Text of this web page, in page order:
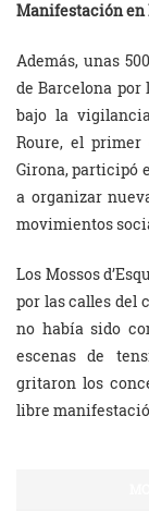
Manifestación en
Además, unas
de Barcelona
bajo la
Roure, el
Girona, participó
a organizar
movimientos
Los Mossos
por las calles del
no había sido
escenas de
gritaron los
libre